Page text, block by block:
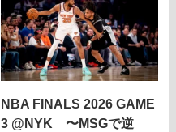
NBA FINALS 2026 GAME
3 @NYK 〜MSGで逆